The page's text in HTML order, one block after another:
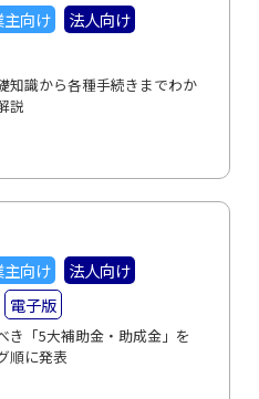
向け
法人向け
知識から各種手続きまでわか
説
向け
法人向け
電子版
き「5大補助金・助成金」を
順に発表